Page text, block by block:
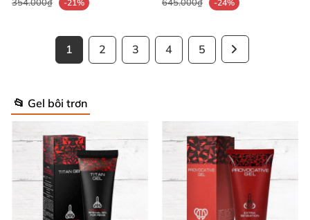
-21% -24%
1 2 3 4 5
📂 Gel bôi trơn